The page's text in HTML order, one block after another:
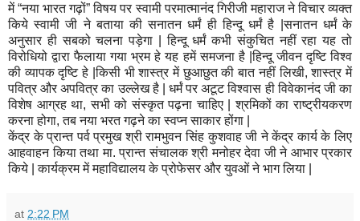
में “नया भारत गढ़ों” विषय पर स्वामी परमात्मानंद गिरीजी महाराज ने विचार व्यक्त
किये स्वामी जी ने बताया की सनातन धर्मं ही हिन्दू धर्मं है |सनातन धर्मं के
अनुसार ही सबको चलना पड़ेगा | हिन्दू धर्मं कभी संकुचित नहीं रहा यह तो
विरोधियो द्वारा फैलाया गया भ्रम हे यह हमें समजना है |हिन्दू जीवन दृष्टि विश्व
की व्यापक दृष्टि हे |किसी भी शास्त्र में छुआछुत की बात नहीं लिखी, शास्त्र में
पवित्र और अपवित्र का उल्लेख है | धर्मं पर अटूट विश्वास ही विवेकानंद जी का
विशेष आग्रह था, सभी को संस्कृत पढ़ना चाहिए | श्रमिकों का राष्ट्रीयकरण
करना होगा, तब नया भरत गढ़ने का स्वप्न साकार होंगा |
केंद्र के प्रान्त पर्व प्रमुख श्री रामभुवन सिंह कुशवाह जी ने केंद्र कार्य के लिए
आहवाहन किया तथा मा. प्रान्त संचालक श्री मनोहर देवा जी ने आभार प्रकार
किये | कार्यक्रम में महाविद्यालय के प्रोफेसर और युवओं ने भाग लिया |
at 2:22 PM